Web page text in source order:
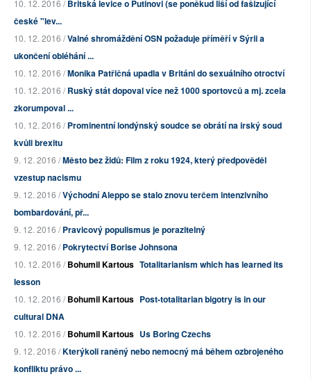
10. 12. 2016 /Britská levice o Putinovi (se poněkud liší od fašizující
české "lev...
10. 12. 2016 /Valné shromáždění OSN požaduje příměří v Sýrii a
ukončení obléhání ...
10. 12. 2016 /Monika Patřičná upadla v Británi do sexuálního otroctví
10. 12. 2016 /Ruský stát dopoval více než 1000 sportovců a mj. zcela
zkorumpoval ...
10. 12. 2016 /Prominentní londýnský soudce se obrátí na irský soud
kvůli brexitu
9. 12. 2016 /Město bez židů: Film z roku 1924, který předpověděl
vzestup nacismu
9. 12. 2016 /Východní Aleppo se stalo znovu terčem intenzivního
bombardování, př...
9. 12. 2016 /Pravicový populismus je porazitelný
9. 12. 2016 /Pokrytectví Borise Johnsona
10. 12. 2016 /Bohumil Kartous Totalitarianism which has learned its
lesson
10. 12. 2016 /Bohumil Kartous Post-totalitarian bigotry is in our
cultural DNA
10. 12. 2016 /Bohumil Kartous Us Boring Czechs
9. 12. 2016 /Kterýkoli raněný nebo nemocný má během ozbrojeného
konfliktu právo ...